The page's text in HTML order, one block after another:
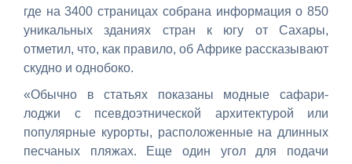
где на 3400 страницах собрана информация о 850
уникальных зданиях стран к югу от Сахары,
отметил, что, как правило, об Африке рассказывают
скудно и однобоко.
«Обычно в статьях показаны модные сафари-
лоджи с псевдоэтнической архитектурой или
популярные курорты, расположенные на длинных
песчаных пляжах. Еще один угол для подачи